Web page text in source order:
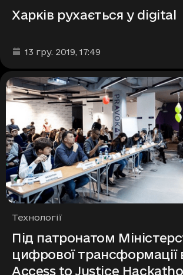
Харків рухається у digital
Дата та час публікації
13 гру. 2019, 17:49
Рубрики
Технології
Під патронатом
цифрової трансформації
Access to Justice